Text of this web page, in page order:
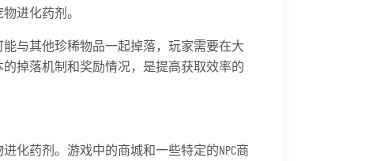
进化药剂。
与其他珍稀物品一起掉落，玩家需要在大
掉落机制和奖励情况，是提高获取效率的
化药剂。游戏中的商城和一些特定的NPC商